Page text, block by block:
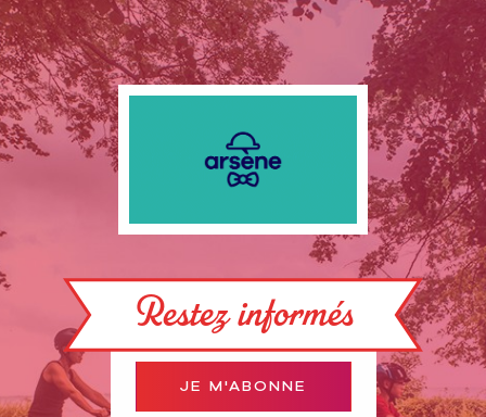
Restez informés
JE M'ABONNE